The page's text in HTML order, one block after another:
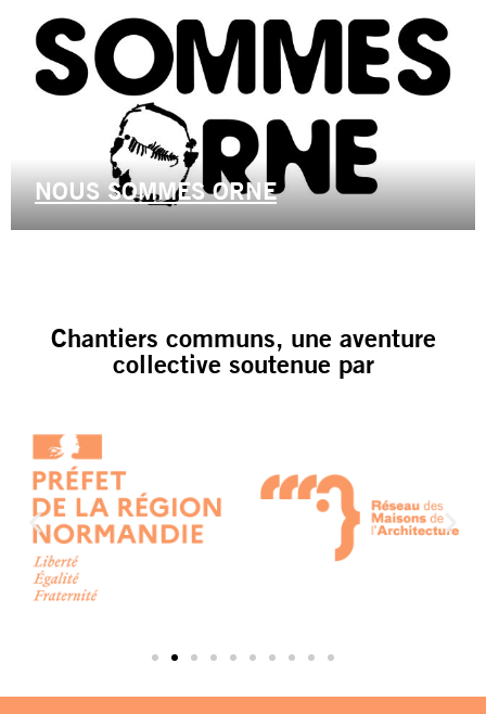
NOUS SOMMES ORNE
Chantiers communs, une aventure
collective soutenue par